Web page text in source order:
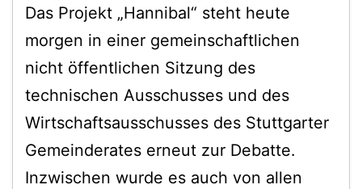
Das Projekt „Hannibal“ steht heute
morgen in einer gemeinschaftlichen
nicht öffentlichen Sitzung des
technischen Ausschusses und des
Wirtschaftsausschusses des Stuttgarter
Gemeinderates erneut zur Debatte.
Inzwischen wurde es auch von allen